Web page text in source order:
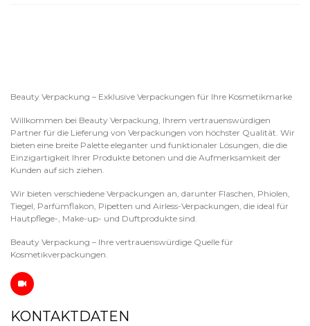
Beauty Verpackung – Exklusive Verpackungen für Ihre Kosmetikmarke
Willkommen bei Beauty Verpackung, Ihrem vertrauenswürdigen
Partner für die Lieferung von Verpackungen von höchster Qualität. Wir
bieten eine breite Palette eleganter und funktionaler Lösungen, die die
Einzigartigkeit Ihrer Produkte betonen und die Aufmerksamkeit der
Kunden auf sich ziehen.
Wir bieten verschiedene Verpackungen an, darunter Flaschen, Phiolen,
Tiegel, Parfümflakon, Pipetten und Airless-Verpackungen, die ideal für
Hautpflege-, Make-up- und Duftprodukte sind.
Beauty Verpackung – Ihre vertrauenswürdige Quelle für
Kosmetikverpackungen.
KONTAKTDATEN